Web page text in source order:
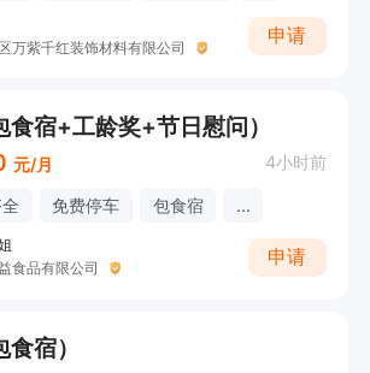
万紫千红装饰材料有限公司
申请
宿+工龄奖+节日慰问）
元/月 4小时前
免费停车 包食宿 ...
食品有限公司
申请
宿）